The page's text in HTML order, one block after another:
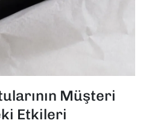
Müşteri
Etkileri